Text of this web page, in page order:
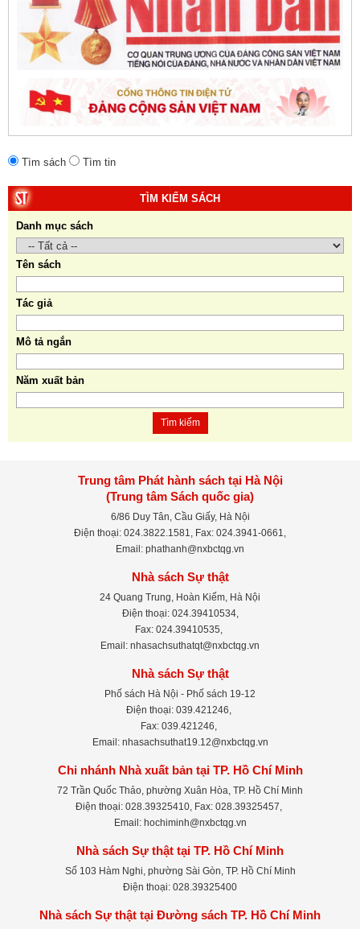
Tìm sách Tìm tin
TÌM KIẾM SÁCH
Danh mục sách
Tên sách
Tác giả
Mô tả ngắn
Năm xuất bản
Tìm kiếm
Trung tâm Phát hành sách tại Hà Nội
(Trung tâm Sách quốc gia)
6/86 Duy Tân, Cầu Giấy, Hà Nội
Điện thoại: 024.3822.1581, Fax: 024.3941-0661,
Email: phathanh@nxbctqg.vn
Nhà sách Sự thật
24 Quang Trung, Hoàn Kiếm, Hà Nội
Điện thoại: 024.39410534,
Fax: 024.39410535,
Email: nhasachsuthatqt@nxbctqg.vn
Nhà sách Sự thật
Phố sách Hà Nội - Phố sách 19-12
Điện thoại: 039.421246,
Fax: 039.421246,
Email: nhasachsuthat19.12@nxbctqg.vn
Chi nhánh Nhà xuất bản tại TP. Hồ Chí Minh
72 Trần Quốc Thảo, phường Xuân Hòa, TP. Hồ Chí Minh
Điện thoại: 028.39325410, Fax: 028.39325457,
Email: hochiminh@nxbctqg.vn
Nhà sách Sự thật tại TP. Hồ Chí Minh
Số 103 Hàm Nghi, phường Sài Gòn, TP. Hồ Chí Minh
Điện thoại: 028.39325400
Nhà sách Sự thật tại Đường sách TP. Hồ Chí Minh